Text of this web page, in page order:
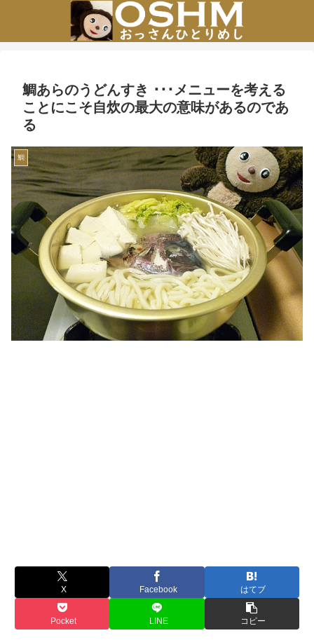
鯛あらのうどんすき ･･･メニューを考える
ことにこそ自炊の最大の意味があるのであ
る
鯛
X Facebook はてブ
Pocket LINE コピー